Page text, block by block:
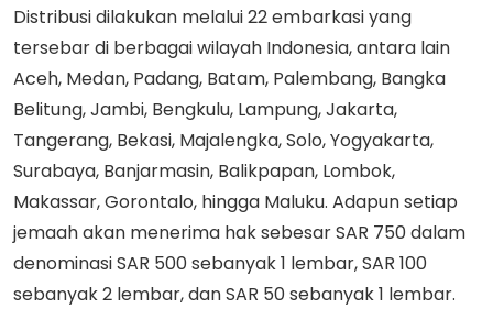
Distribusi dilakukan melalui 22 embarkasi yang
tersebar di berbagai wilayah Indonesia, antara lain
Aceh, Medan, Padang, Batam, Palembang, Bangka
Belitung, Jambi, Bengkulu, Lampung, Jakarta,
Tangerang, Bekasi, Majalengka, Solo, Yogyakarta,
Surabaya, Banjarmasin, Balikpapan, Lombok,
Makassar, Gorontalo, hingga Maluku. Adapun setiap
jemaah akan menerima hak sebesar SAR 750 dalam
denominasi SAR 500 sebanyak 1 lembar, SAR 100
sebanyak 2 lembar, dan SAR 50 sebanyak 1 lembar.